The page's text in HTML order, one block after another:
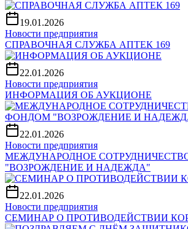
19.01.2026
Новости предприятия
СПРАВОЧНАЯ СЛУЖБА АПТЕК 169
22.01.2026
Новости предприятия
ИНФОРМАЦИЯ ОБ АУКЦИОНЕ
22.01.2026
Новости предприятия
МЕЖДУНАРОДНОЕ
"ВОЗРОЖДЕНИЕ И НАДЕЖДА"
22.01.2026
Новости предприятия
СЕМИНАР О ПРОТИВОДЕЙСТВИИ